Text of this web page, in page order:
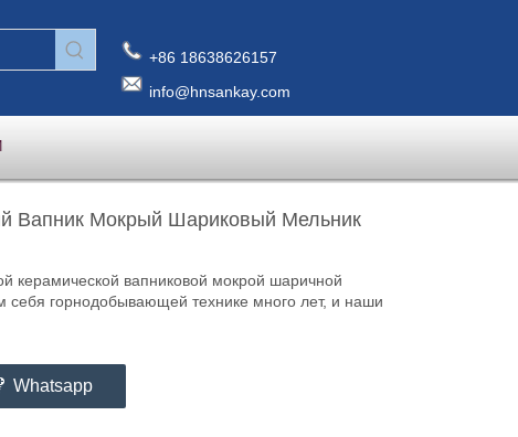
+86 18638626157
info@hnsankay.com
Вапник Мокрый Шариковый Мельник
керамической вапниковой мокрой шаричной
горнодобывающей технике много лет, и наши
Whatsapp